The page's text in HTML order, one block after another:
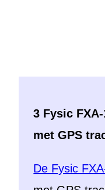
3 Fysic
met GPS
De Fysic